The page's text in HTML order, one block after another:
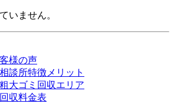
いません。
様の声
談所特徴メリット
大ゴミ回収エリア
収料金表